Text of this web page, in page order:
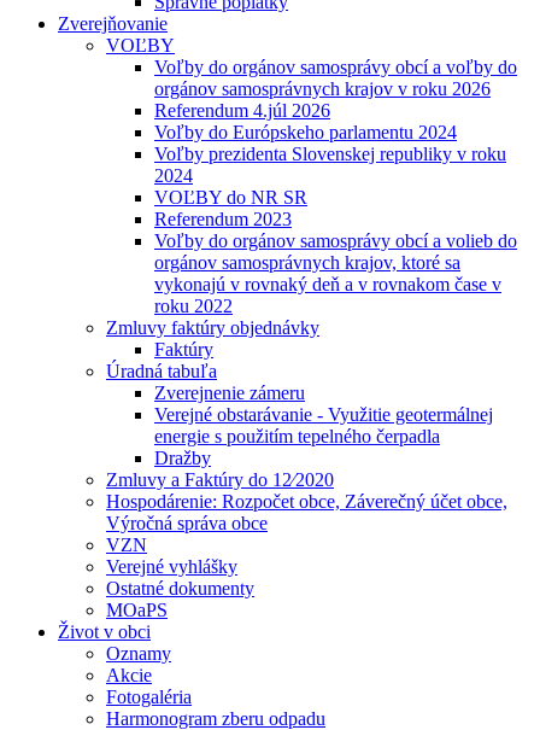
Zverejňovanie
VOĽBY
Voľby do orgánov samosprávy obcí a voľby do
orgánov samosprávnych krajov v roku 2026
Referendum 4.júl 2026
Voľby do Európskeho parlamentu 2024
Voľby prezidenta Slovenskej republiky v roku
2024
VOĽBY do NR SR
Referendum 2023
Voľby do orgánov samosprávy obcí a volieb do
orgánov samosprávnych krajov, ktoré sa
vykonajú v rovnaký deň a v rovnakom čase v
roku 2022
Zmluvy faktúry objednávky
Faktúry
Úradná tabuľa
Zverejnenie zámeru
Verejné obstarávanie - Využitie geotermálnej
energie s použitím tepelného čerpadla
Dražby
Zmluvy a Faktúry do 12⁄2020
Hospodárenie: Rozpočet obce, Záverečný účet obce,
Výročná správa obce
VZN
Verejné vyhlášky
Ostatné dokumenty
MOaPS
Život v obci
Oznamy
Akcie
Fotogaléria
Harmonogram zberu odpadu